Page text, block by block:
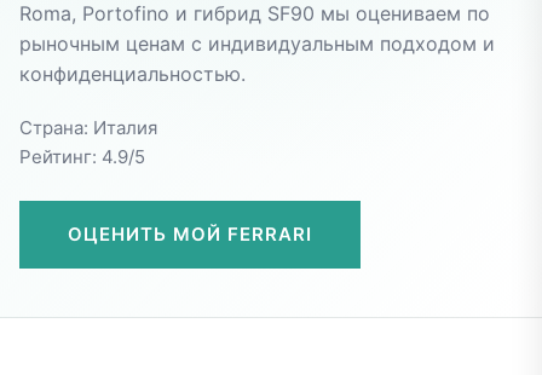
Roma, Portofino и гибрид SF90 мы оцениваем по
рыночным ценам с индивидуальным подходом и
конфиденциальностью.
Страна: Италия
Рейтинг: 4.9/5
ОЦЕНИТЬ МОЙ FERRARI